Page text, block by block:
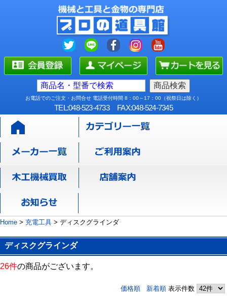
お電話でのご注文・お問合せ 電話受付時間 8：00～17：00（祝祭日は除く）
TEL:048-523-4733 FAX:048-524-7345
Home > 充電工具 > ディスクグラインダ
ディスクグラインダ
26件の商品がございます。
価格順 新着順表示件数